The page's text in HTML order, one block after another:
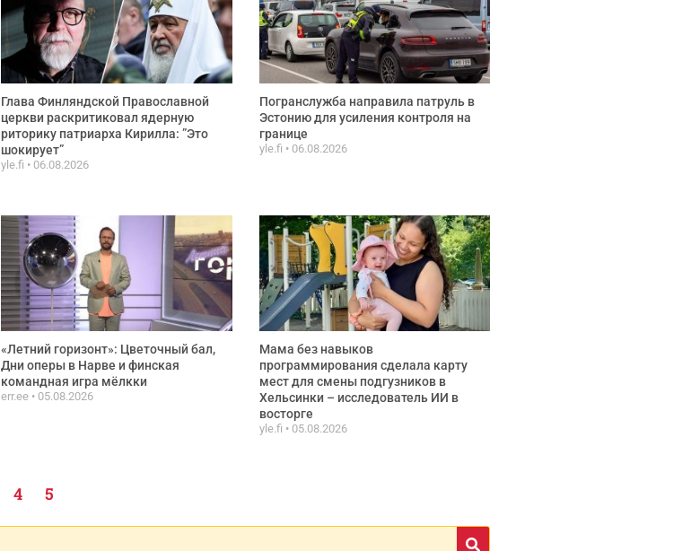
Глава Финляндской Православной
церкви раскритиковал ядерную
риторику патриарха Кирилла: ”Это
шокирует”
yle.fi 06.08.2026
Погранслужба направила патруль в
Эстонию для усиления контроля на
границе
yle.fi 06.08.2026
«Летний горизонт»: Цветочный бал,
Дни оперы в Нарве и финская
командная игра мёлкки
err.ee 05.08.2026
Мама без навыков
программирования сделала карту
мест для смены подгузников в
Хельсинки – исследователь ИИ в
восторге
yle.fi 05.08.2026
4 5